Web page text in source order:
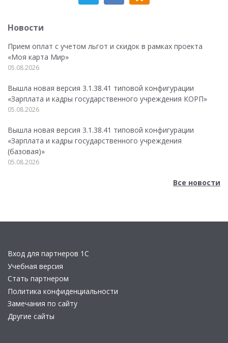
Новости
Прием оплат с учетом льгот и скидок в рамках проекта
«Моя карта Мир»
05.08.2026
Вышла новая версия 3.1.38.41 типовой конфигурации
«Зарплата и кадры государственного учреждения КОРП»
05.08.2026
Вышла новая версия 3.1.38.41 типовой конфигурации
«Зарплата и кадры государственного учреждения
(базовая)»
05.08.2026
Все новости
Вход для партнеров 1С
Учебная версия
Стать партнером
Политика конфиденциальности
Замечания по сайту
Другие сайты